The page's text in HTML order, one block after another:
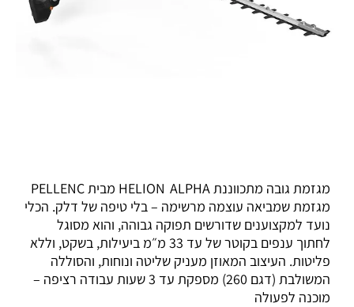
מגזמת גובה מתכווננת HELION ALPHA מבית PELLENC
מגזמת שמביאה עוצמה מרשימה – בלי טיפה של דלק. הכלי
נועד למקצוענים שדורשים תפוקה גבוהה, והוא מסוגל
לחתוך ענפים בקוטר של עד 33 מ״מ ביעילות, בשקט, וללא
פליטות. העיצוב המאוזן מעניק שליטה ונוחות, והסוללה
המשולבת (דגם 260) מספקת עד 3 שעות עבודה רציפה –
מוכנה לפעולה